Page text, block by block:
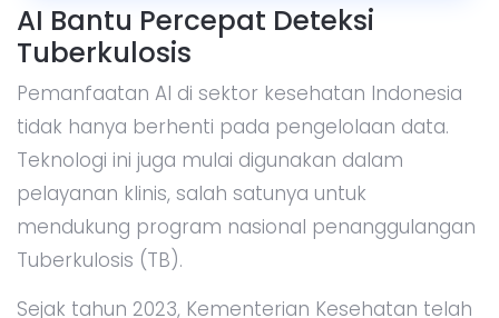
AI Bantu Percepat Deteksi
Tuberkulosis
Pemanfaatan AI di sektor kesehatan Indonesia
tidak hanya berhenti pada pengelolaan data.
Teknologi ini juga mulai digunakan dalam
pelayanan klinis, salah satunya untuk
mendukung program nasional penanggulangan
Tuberkulosis (TB).
Sejak tahun 2023, Kementerian Kesehatan telah